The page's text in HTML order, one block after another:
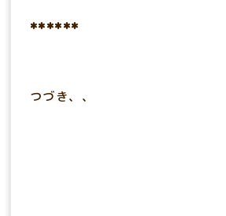
******
つづき、、